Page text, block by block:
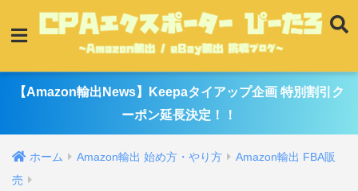
【Amazon輸出News】Keepaタイアップ企画 特別割引ク
ーポン延長決定！！
ホーム Amazon輸出 始め方・やり方
Amazon輸出 FBA販
売